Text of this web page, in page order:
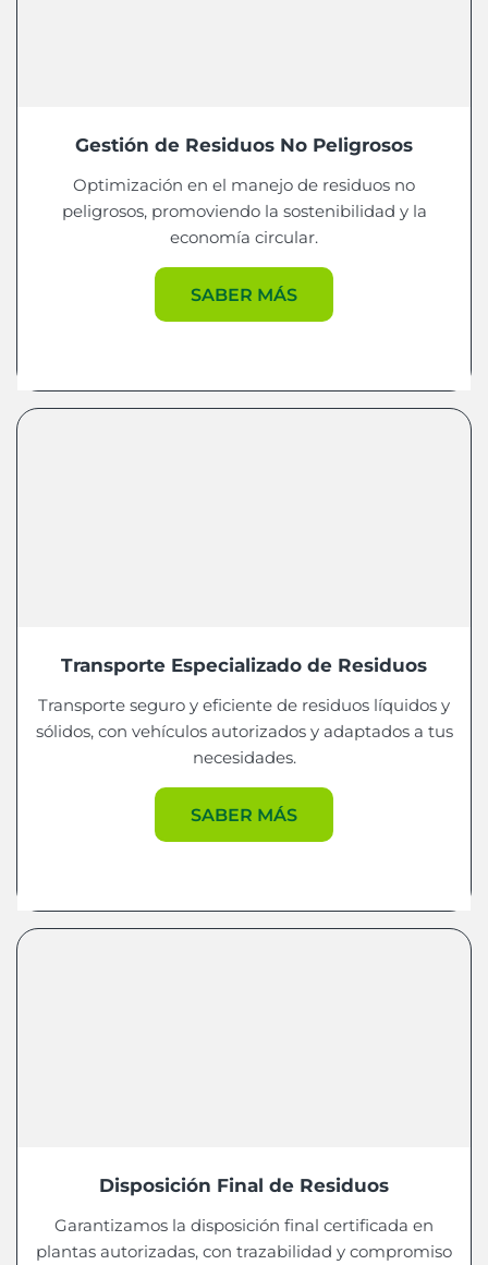
Gestión de Residuos No Peligrosos
Optimización en el manejo de residuos no
peligrosos, promoviendo la sostenibilidad y la
economía circular.
SABER MÁS
Transporte Especializado de Residuos
Transporte seguro y eficiente de residuos líquidos y
sólidos, con vehículos autorizados y adaptados a tus
necesidades.
SABER MÁS
Disposición Final de Residuos
Garantizamos la disposición final certificada en
plantas autorizadas, con trazabilidad y compromiso